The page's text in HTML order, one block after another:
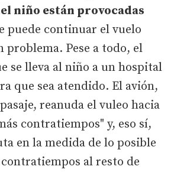
niño están provocadas
puede continuar el vuelo
problema. Pese a todo, el
se lleva al niño a un hospital
que sea atendido. El avión,
reanuda el vuleo hacia
contratiempos" y, eso sí,
en la medida de lo posible
al resto de